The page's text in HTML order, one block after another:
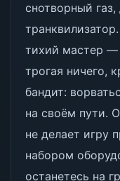
снотворный
тихий мастер —
трогая ничего,
бандит:
на своём пути.
не делает игру
набором
останетесь на